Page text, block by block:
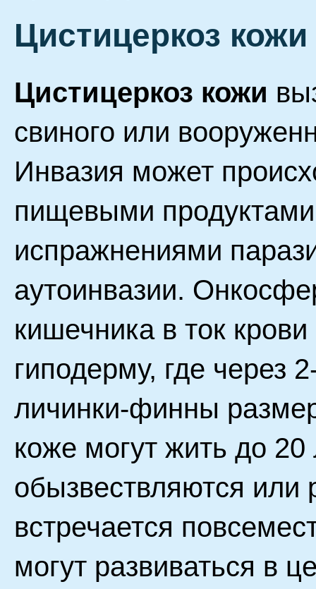
Цистицеркоз кожи
Цистицеркоз кожи
свиного или
Инвазия может
пищевыми
испражнениями
аутоинвазии.
кишечника в ток
гиподерму, где через
личинки-финны
коже могут жить до
обызвествляются или
встречается
могут развиваться в